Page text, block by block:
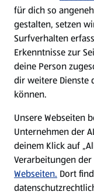
WhatsApp
Über ALDI SÜD
Filialen
Nachhaltigkeit
Karriere
für dich so
gestalten, setzen
Surfverhalten
Erkenntnisse zur
deine Person
dir weitere Dienste
können.
Unsere Webseiten
Unternehmen der
deinem Klick auf
Verarbeitungen
Webseiten. Dort